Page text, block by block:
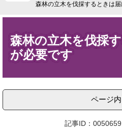
森林の立木を伐採するときは
森林の立木を伐採
が必要です
ページ
記事ID：0050659